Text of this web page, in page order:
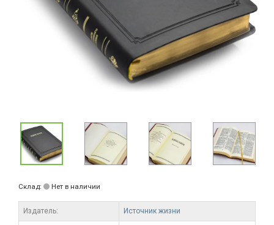
Склад: Нет в наличии
Издатель: Источник жизни